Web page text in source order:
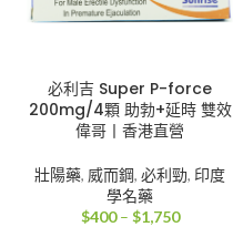
必利吉 Super P-force
200mg/4顆 助勃+延時 雙效
偉哥丨香港直營
壯陽藥, 威而鋼, 必利勁, 印度
學名藥
$400 – $1,750價